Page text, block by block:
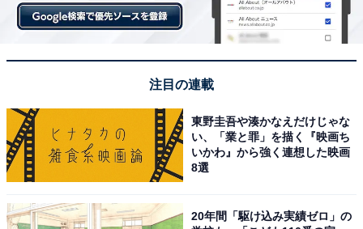
注目の連載
東野圭吾や湊かなえだけじゃな
い、「業と罪」を描く『映画ち
いかわ』から強く連想した映画
8選
20年間「駆け込み実績ゼロ」の